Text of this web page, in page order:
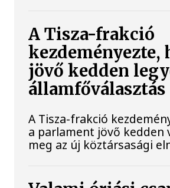
A Tisza-frakció
kezdeményezte,
jövő kedden
államfőválasztás
A Tisza-frakció
a parlament jövő kedden
meg az új köztársasági